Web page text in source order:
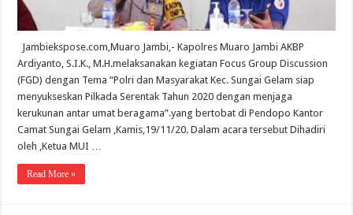
Jambiekspose.com,Muaro Jambi,- Kapolres Muaro Jambi AKBP
Ardiyanto, S.I.K., M.H.melaksanakan kegiatan Focus Group Discussion
(FGD) dengan Tema “Polri dan Masyarakat Kec. Sungai Gelam siap
menyukseskan Pilkada Serentak Tahun 2020 dengan menjaga
kerukunan antar umat beragama”.yang bertobat di Pendopo Kantor
Camat Sungai Gelam ,Kamis,19/11/20. Dalam acara tersebut Dihadiri
oleh ,Ketua MUI …
Read More »